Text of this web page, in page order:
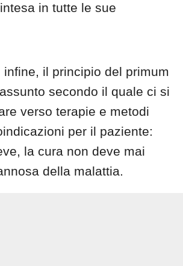
in tutte le sue
infine, il principio del primum
secondo il quale ci si
verso terapie e metodi
per il paziente:
la cura non deve mai
della malattia.